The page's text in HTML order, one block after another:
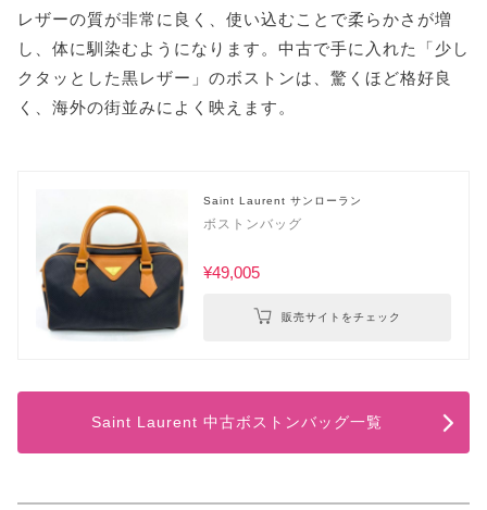
レザーの質が非常に良く、使い込むことで柔らかさが増
し、体に馴染むようになります。中古で手に入れた「少し
クタッとした黒レザー」のボストンは、驚くほど格好良
く、海外の街並みによく映えます。
Saint Laurent サンローラン
ボストンバッグ
¥49,005
販売サイトをチェック
Saint Laurent 中古ボストンバッグ一覧